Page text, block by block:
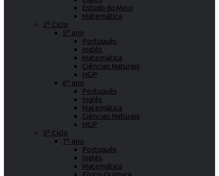
Estudo do Meio
Matemática
2º Ciclo
5º ano
Português
Inglês
Matemática
Ciências Naturais
HGP
6º ano
Português
Inglês
Matemática
Ciências Naturais
HGP
3º Ciclo
7º ano
Português
Inglês
Matemática